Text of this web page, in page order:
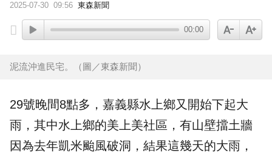
2025-07-30 09:56 東森新聞
00:00
泥流沖進民宅。（圖／東森新聞）
29號晚間8點多，嘉義縣水上鄉又開始下起大
雨，其中水上鄉的美上美社區，有山壁擋土牆
因為去年凱米颱風破洞，結果這幾天的大雨，